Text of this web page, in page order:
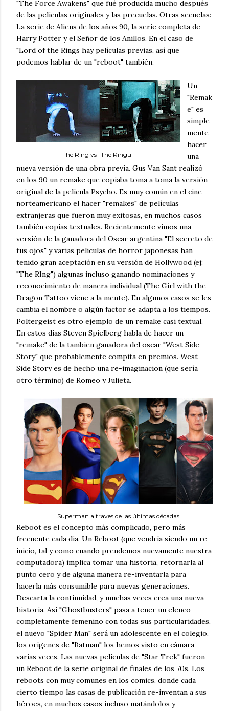
"The Force Awakens" que fué producida mucho después
de las peliculas originales y las precuelas. Otras secuelas:
La serie de Aliens de los años 90, la serie completa de
Harry Potter y el Señor de los Anillos. En el caso de
"Lord of the Rings hay películas previas, así que
podemos hablar de un "reboot" también.
The Ring vs "The Ringu"
Un
"Remak
e" es
simple
mente
hacer
una
nueva versión de una obra previa. Gus Van Sant realizó
en los 90 un remake que copiaba toma a toma la versión
original de la película Psycho. Es muy común en el cine
norteamericano el hacer "remakes" de películas
extranjeras que fueron muy exitosas, en muchos casos
también copias textuales. Recientemente vimos una
versión de la ganadora del Oscar argentina "El secreto de
tus ojos" y varias peliculas de horror japonesas han
tenido gran aceptación en su versión de Hollywood (ej:
"The RIng") algunas incluso ganando nominaciones y
reconocimiento de manera individual (The Girl with the
Dragon Tattoo viene a la mente). En algunos casos se les
cambia el nombre o algún factor se adapta a los tiempos.
Poltergeist es otro ejemplo de un remake casi textual.
En estos dias Steven Spielberg habla de hacer un
"remake" de la tambien ganadora del oscar "West Side
Story" que probablemente compita en premios. West
Side Story es de hecho una re-imaginacion (que sería
otro término) de Romeo y Julieta.
Superman a traves de las últimas décadas
Reboot es el concepto más complicado, pero más
frecuente cada dia. Un Reboot (que vendría siendo un re-
inicio, tal y como cuando prendemos nuevamente nuestra
computadora) implica tomar una historia, retornarla al
punto cero y de alguna manera re-inventarla para
hacerla más consumible para nuevas generaciones.
Descarta la continuidad, y muchas veces crea una nueva
historia. Así "Ghostbusters" pasa a tener un elenco
completamente femenino con todas sus particularidades,
el nuevo "Spider Man" será un adolescente en el colegio,
los orígenes de "Batman" los hemos visto en cámara
varias veces. Las nuevas películas de "Star Trek" fueron
un Reboot de la serie original de finales de los 70s. Los
reboots con muy comunes en los comics, donde cada
cierto tiempo las casas de publicación re-inventan a sus
héroes, en muchos casos incluso matándolos y